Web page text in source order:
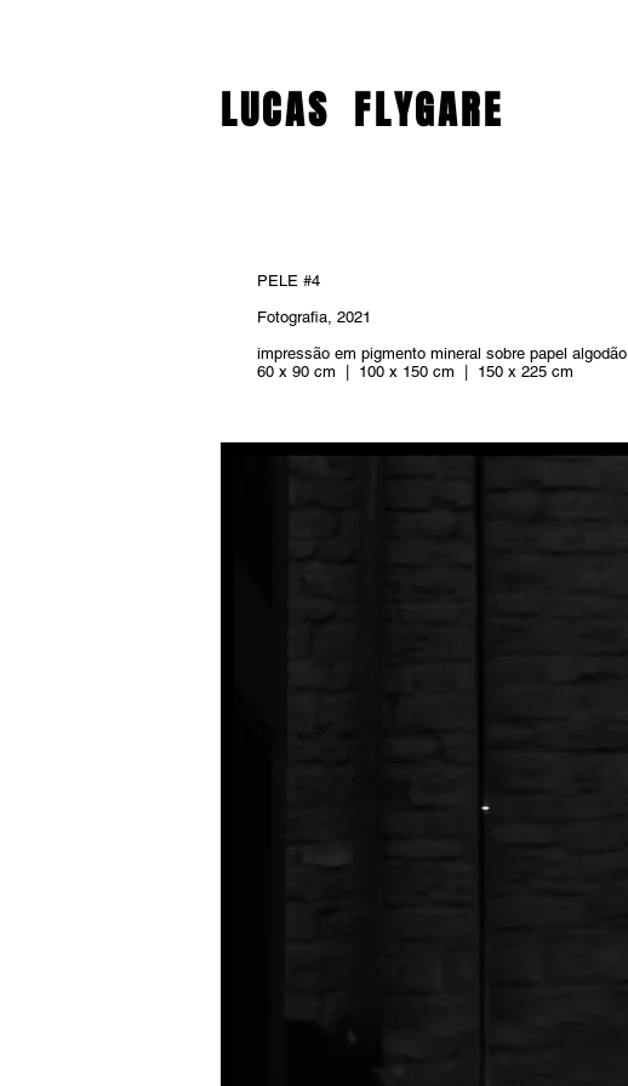
LUCAS FLYGARE
PELE #4
Fotografia, 2021
impressão em pigmento mineral sobre papel algodão
60 x 90 cm | 100 x 150 cm | 150 x 225 cm